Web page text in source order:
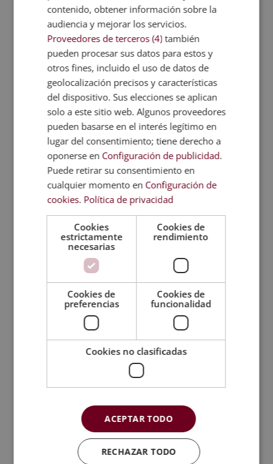
Temario
Valoraciones (2)
TAMBIÉN TE
RECOMENDAMOS
Postgrado Experto en Marketing y
1.520,00€ El
precio
original
era:
1.520,00€.
380,00€El
precio
actual
es:
380,00€.
contenido, obtener información sobre la
audiencia y mejorar los servicios.
Proveedores de terceros (4) también
pueden procesar sus datos para estos y
otros fines, incluido el uso de datos de
geolocalización precisos y características
del dispositivo. Sus elecciones se aplican
solo a este sitio web. Algunos proveedores
pueden basarse en el interés legítimo en
lugar del consentimiento; tiene derecho a
oponerse en Configuración de publicidad.
Puede retirar su consentimiento en
cualquier momento en Configuración de
cookies. Política de privacidad
Cookies
estrictamente
necesarias
Cookies de
rendimiento
Cookies de
preferencias
Cookies de
funcionalidad
Cookies no clasificadas
ACEPTAR TODO
RECHAZAR TODO